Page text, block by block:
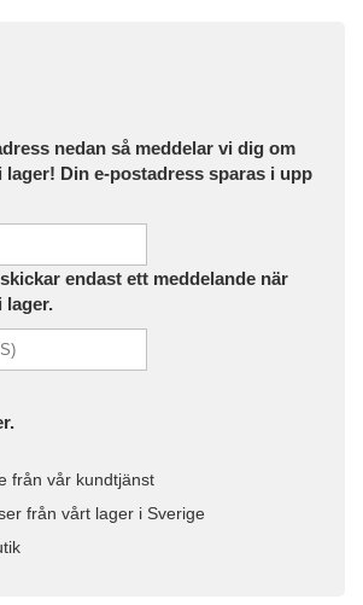
nedan så meddelar vi dig om
Din e-postadress sparas i upp
endast ett meddelande när
lager.
från vår kundtjänst
från vårt lager i Sverige